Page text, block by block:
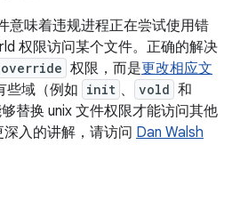
意味着违规进程正在尝试使用错
权限访问某个文件。正确的解决
权限，而是更改相应文
些域（例如 init 、 vold 和
替换 unix 文件权限才能访问其他
入的讲解，请访问 Dan Walsh